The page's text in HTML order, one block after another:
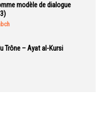
modèle de dialogue
Trône – Ayat al-Kursi